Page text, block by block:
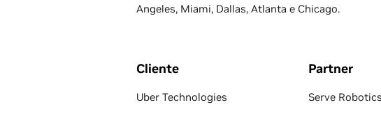
Angeles, Miami, Dallas, Atlanta e Chicago.
Cliente
Uber Technologies
Partner
Serve Robotics